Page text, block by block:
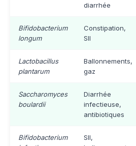
diarrhée
Bifidobacterium
longum
Constipation,
SII
Lactobacillus
plantarum
Ballonnements,
gaz
Saccharomyces
boulardii
Diarrhée
infectieuse,
antibiotiques
Bifidobacterium
SII,